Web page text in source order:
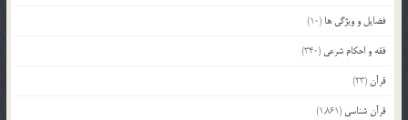
فضایل و ویژگی ها (10)
فقه و احکام شرعی (340)
قرآن(23)
قرآن شناسی (1,861)